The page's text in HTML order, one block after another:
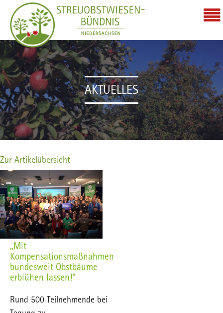
AKTUELLES
Zur Artikelübersicht
„Mit
Kompensationsmaßnahmen
bundesweit Obstbäume
erblühen lassen!“
Rund 500 Teilnehmende bei